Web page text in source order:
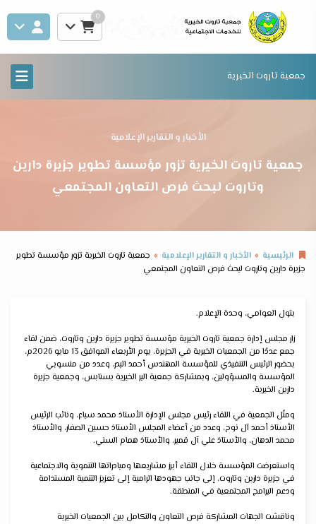
0
جمعية تاروت الخيرية
الأخبار و التقارير الإعلامية
جمعية تاروت الخيرية تزور مؤسسة تطوير جزيرة دارين
وتاروت لبحث فرص التعاون المجتمعي
الرئيسية الأخبار و التقارير الإعلامية
جمعية تاروت الخيرية تزور مؤسسة تطوير
جزيرة دارين وتاروت لبحث فرص التعاون المجتمعي
بتول العوامي، وحدة الإعلام.
زار مجلس إدارة جمعية تاروت الخيرية مؤسسة تطوير جزيرة دارين وتاروت، ضمن لقاء
جمع عددًا من الجمعيات الخيرية في الجزيرة، يوم الأربعاء الموافق 13 مايو 2026م،
بحضور الرئيس التنفيذي للمؤسسة المهندس أحمد البدر، وعدد من منسوبي
المؤسسة والمسؤولين، وبمشاركة جمعية البر الخيرية بسنابس، وجمعية جزيرة
دارين الخيرية.
ومثّل الجمعية في اللقاء رئيس مجلس الإدارة الأستاذ محمد سباع، ونائب الرئيس
الأستاذ أحمد آل نوح، وعدد من أعضاء المجلس الأستاذ حسين الصفار، والأستاذ
محمد الدهان، والأستاذ علي آل قمبر، والأستاذ همام السني.
واستعرضت المؤسسة خلال اللقاء أبرز مشاريعها ومبادراتها التنموية والاجتماعية
في جزيرة دارين وتاروت، إلى جانب جهودها الرامية إلى تعزيز التنمية المستدامة
ودعم البرامج المجتمعية في المنطقة.
وناقشت الجهات المشاركة فرص التعاون والتكامل بين الجمعيات الخيرية